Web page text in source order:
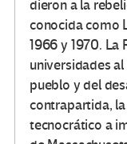
dieron a la
conocida como
1966 y 1970. La
universidades
pueblo y del
contrapartida,
tecnocrático a